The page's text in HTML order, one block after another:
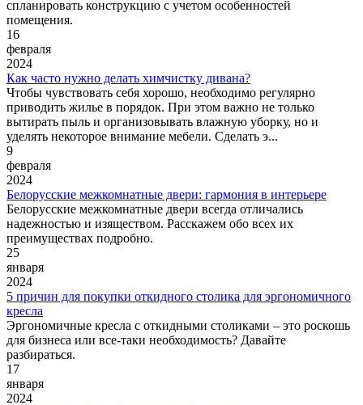
спланировать конструкцию с учетом особенностей
помещения.
16
февраля
2024
Как часто нужно делать химчистку дивана?
Чтобы чувствовать себя хорошо, необходимо регулярно
приводить жилье в порядок. При этом важно не только
вытирать пыль и организовывать влажную уборку, но и
уделять некоторое внимание мебели. Сделать э...
9
февраля
2024
Белорусские межкомнатные двери: гармония в интерьере
Белорусские межкомнатные двери всегда отличались
надежностью и изяществом. Расскажем обо всех их
преимуществах подробно.
25
января
2024
5 причин для покупки откидного столика для эргономичного
кресла
Эргономичные кресла с откидными столиками – это роскошь
для бизнеса или все-таки необходимость? Давайте
разбираться.
17
января
2024